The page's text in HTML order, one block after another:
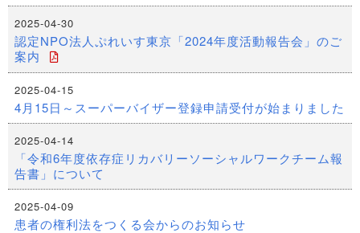
2025-04-30
認定NPO法人ぷれいす東京「2024年度活動報告会」のご
案内
2025-04-15
4月15日～スーパーバイザー登録申請受付が始まりました
2025-04-14
「令和6年度依存症リカバリーソーシャルワークチーム報
告書」について
2025-04-09
患者の権利法をつくる会からのお知らせ